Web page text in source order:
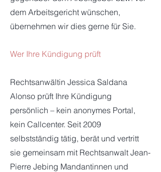
dem Arbeitsgericht wünschen,
übernehmen wir dies gerne für Sie.
Wer Ihre Kündigung prüft
Rechtsanwältin Jessica Saldana
Alonso prüft Ihre Kündigung
persönlich – kein anonymes Portal,
kein Callcenter. Seit 2009
selbstständig tätig, berät und vertritt
sie gemeinsam mit Rechtsanwalt Jean-
Pierre Jebing Mandantinnen und